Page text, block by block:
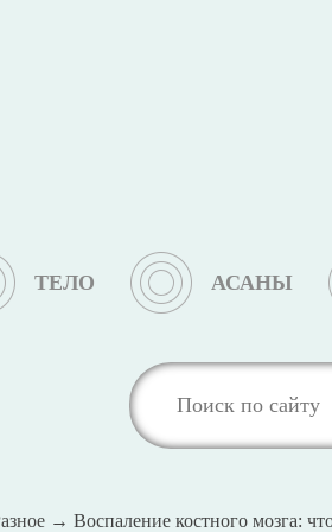
ТЕЛО АСАНЫ
→ Воспаление костного мозга: